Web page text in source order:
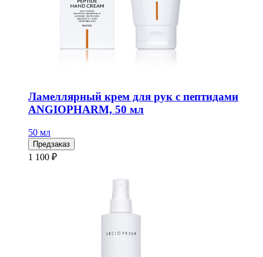
Ламеллярный крем для рук с пептидами
ANGIOPHARM, 50 мл
50 мл
Предзаказ
1 100 ₽